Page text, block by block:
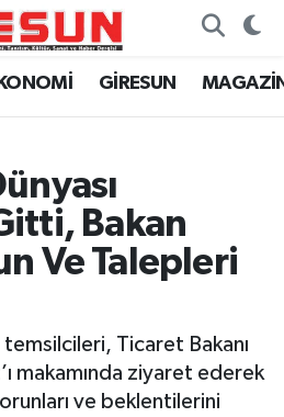
GİRESUN
Bakan
Ve Talepleri
temsilcileri, Ticaret Bakanı
makamında ziyaret ederek
ve beklentilerini
ve Fikstür